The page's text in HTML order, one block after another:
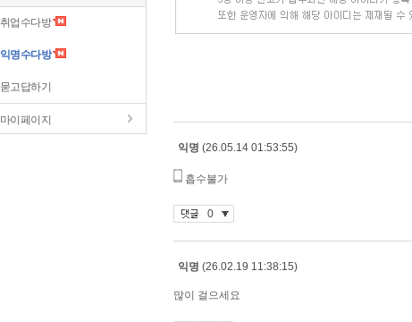
취업수다방
익명수다방
묻고답하기
마이페이지